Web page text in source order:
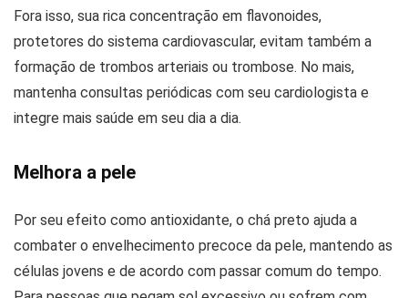
Fora isso, sua rica concentração em flavonoides,
protetores do sistema cardiovascular, evitam também a
formação de trombos arteriais ou trombose. No mais,
mantenha consultas periódicas com seu cardiologista e
integre mais saúde em seu dia a dia.
Melhora a pele
Por seu efeito como antioxidante, o chá preto ajuda a
combater o envelhecimento precoce da pele, mantendo as
células jovens e de acordo com passar comum do tempo.